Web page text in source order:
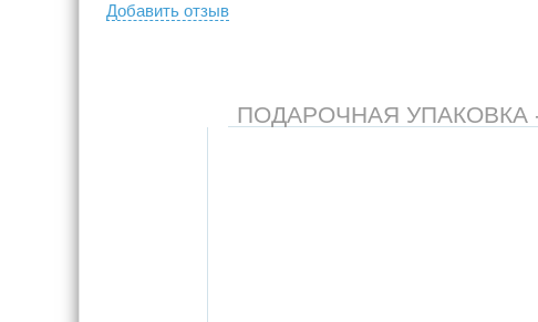
Добавить отзыв
ПОДАРОЧНАЯ УПАКОВКА -